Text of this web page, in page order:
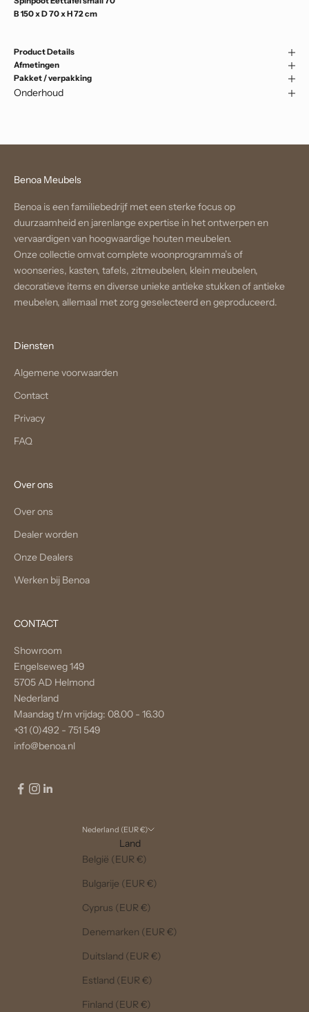
B 150 x D 70 x H 72 cm
Product Details
Afmetingen
Pakket / verpakking
Onderhoud
Benoa Meubels
Benoa is een familiebedrijf met een sterke focus op
duurzaamheid en jarenlange expertise in het ontwerpen en
vervaardigen van hoogwaardige houten meubelen.
Onze collectie omvat complete woonprogramma’s of
woonseries, kasten, tafels, zitmeubelen, klein meubelen,
decoratieve items en diverse unieke antieke stukken of antieke
meubelen, allemaal met zorg geselecteerd en geproduceerd.
Diensten
Algemene voorwaarden
Contact
Privacy
FAQ
Over ons
Over ons
Dealer worden
Onze Dealers
Werken bij Benoa
CONTACT
Showroom
Engelseweg 149
5705 AD Helmond
Nederland
Maandag t/m vrijdag: 08.00 - 16.30
+31 (0)492 - 751 549
info@benoa.nl
Nederland (EUR €)
Land
België (EUR €)
Bulgarije (EUR €)
Cyprus (EUR €)
Denemarken (EUR €)
Duitsland (EUR €)
Estland (EUR €)
Finland (EUR €)